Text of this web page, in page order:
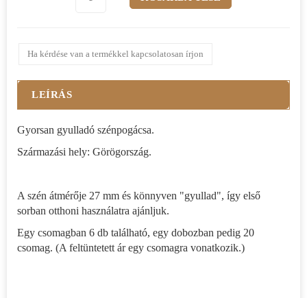
Ha kérdése van a termékkel kapcsolatosan írjon
LEÍRÁS
Gyorsan gyulladó szénpogácsa.
Származási hely: Görögország.
A szén átmérője 27 mm és könnyven "gyullad", így első
sorban otthoni használatra ajánljuk.
Egy csomagban 6 db található, egy dobozban pedig 20
csomag. (A feltüntetett ár egy csomagra vonatkozik.)